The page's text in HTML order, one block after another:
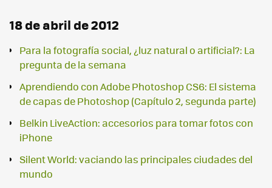
18 de abril de 2012
Para la fotografía social, ¿luz natural o artificial?: La
pregunta de la semana
Aprendiendo con Adobe Photoshop CS6: El sistema
de capas de Photoshop (Capítulo 2, segunda parte)
Belkin LiveAction: accesorios para tomar fotos con
iPhone
Silent World: vaciando las principales ciudades del
mundo